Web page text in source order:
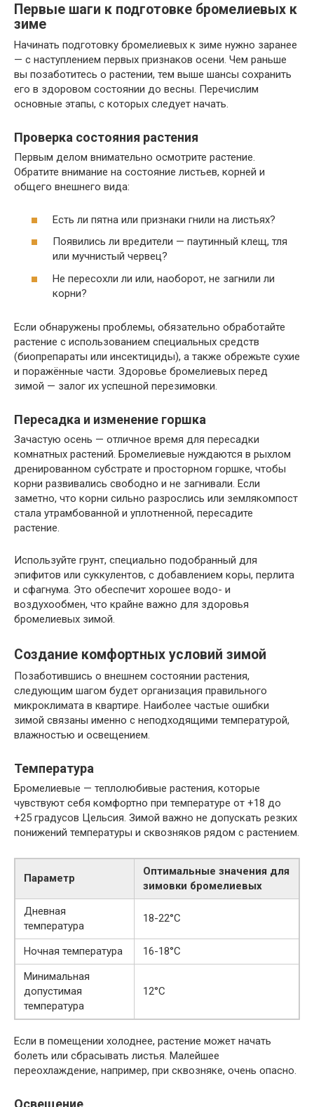
Первые шаги к подготовке бромелиевых к
зиме
Начинать подготовку бромелиевых к зиме нужно заранее
— с наступлением первых признаков осени. Чем раньше
вы позаботитесь о растении, тем выше шансы сохранить
его в здоровом состоянии до весны. Перечислим
основные этапы, с которых следует начать.
Проверка состояния растения
Первым делом внимательно осмотрите растение.
Обратите внимание на состояние листьев, корней и
общего внешнего вида:
Есть ли пятна или признаки гнили на листьях?
Появились ли вредители — паутинный клещ, тля
или мучнистый червец?
Не пересохли ли или, наоборот, не загнили ли
корни?
Если обнаружены проблемы, обязательно обработайте
растение с использованием специальных средств
(биопрепараты или инсектициды), а также обрежьте сухие
и поражённые части. Здоровье бромелиевых перед
зимой — залог их успешной перезимовки.
Пересадка и изменение горшка
Зачастую осень — отличное время для пересадки
комнатных растений. Бромелиевые нуждаются в рыхлом
дренированном субстрате и просторном горшке, чтобы
корни развивались свободно и не загнивали. Если
заметно, что корни сильно разрослись или землякомпост
стала утрамбованной и уплотненной, пересадите
растение.
Используйте грунт, специально подобранный для
эпифитов или суккулентов, с добавлением коры, перлита
и сфагнума. Это обеспечит хорошее водо- и
воздухообмен, что крайне важно для здоровья
бромелиевых зимой.
Создание комфортных условий зимой
Позаботившись о внешнем состоянии растения,
следующим шагом будет организация правильного
микроклимата в квартире. Наиболее частые ошибки
зимой связаны именно с неподходящими температурой,
влажностью и освещением.
Температура
Бромелиевые — теплолюбивые растения, которые
чувствуют себя комфортно при температуре от +18 до
+25 градусов Цельсия. Зимой важно не допускать резких
понижений температуры и сквозняков рядом с растением.
Параметр
Оптимальные значения для
зимовки бромелиевых
Дневная
температура
18-22°С
Ночная температура
16-18°С
Минимальная
допустимая
температура
12°С
Если в помещении холоднее, растение может начать
болеть или сбрасывать листья. Малейшее
переохлаждение, например, при сквозняке, очень опасно.
Освещение